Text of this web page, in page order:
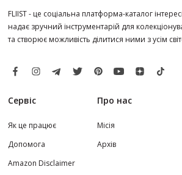
FLIIST - це соціальна платформа-каталог
надає зручний інструментарій для
та створює можливість ділитися ними з усім
Сервіс
Як це працює
Допомога
Amazon Disclaimer
Про нас
Місія
Архів